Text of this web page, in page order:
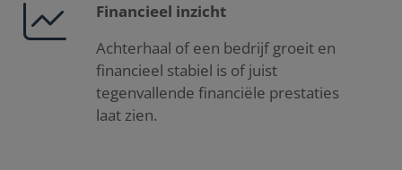
Financieel inzicht
Achterhaal of een bedrijf groeit en
financieel stabiel is of juist
tegenvallende financiële prestaties
laat zien.